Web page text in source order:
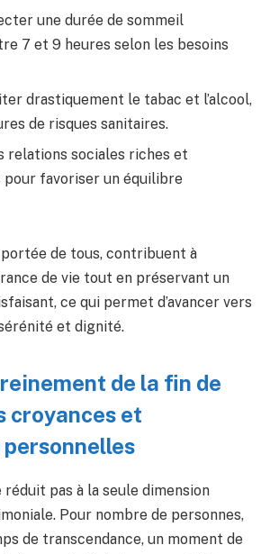
une durée de sommeil
7 et 9 heures selon les besoins
drastiquement le tabac et l’alcool,
de risques sanitaires.
relations sociales riches et
pour favoriser un équilibre
portée de tous, contribuent à
de vie tout en préservant un
ce qui permet d’avancer vers
et dignité.
de la fin de
croyances et
réduit pas à la seule dimension
Pour nombre de personnes,
de transcendance, un moment de